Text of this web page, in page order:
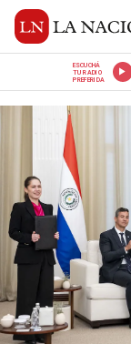
ESCUCHÁ
TU RADIO
PREFERIDA